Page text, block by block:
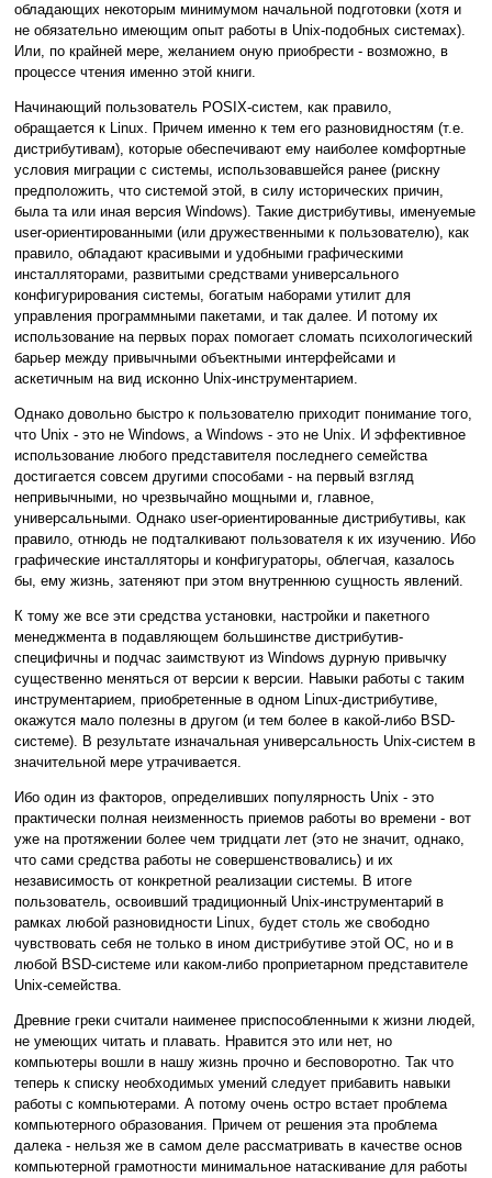
обладающих некоторым минимумом начальной подготовки (хотя и
не обязательно имеющим опыт работы в Unix-подобных системах).
Или, по крайней мере, желанием оную приобрести - возможно, в
процессе чтения именно этой книги.
Начинающий пользователь POSIX-систем, как правило,
обращается к Linux. Причем именно к тем его разновидностям (т.е.
дистрибутивам), которые обеспечивают ему наиболее комфортные
условия миграции с системы, использовавшейся ранее (рискну
предположить, что системой этой, в силу исторических причин,
была та или иная версия Windows). Такие дистрибутивы, именуемые
user-ориентированными (или дружественными к пользователю), как
правило, обладают красивыми и удобными графическими
инсталляторами, развитыми средствами универсального
конфигурирования системы, богатым наборами утилит для
управления программными пакетами, и так далее. И потому их
использование на первых порах помогает сломать психологический
барьер между привычными объектными интерфейсами и
аскетичным на вид исконно Unix-инструментарием.
Однако довольно быстро к пользователю приходит понимание того,
что Unix - это не Windows, а Windows - это не Unix. И эффективное
использование любого представителя последнего семейства
достигается совсем другими способами - на первый взгляд
непривычными, но чрезвычайно мощными и, главное,
универсальными. Однако user-ориентированные дистрибутивы, как
правило, отнюдь не подталкивают пользователя к их изучению. Ибо
графические инсталляторы и конфигураторы, облегчая, казалось
бы, ему жизнь, затеняют при этом внутреннюю сущность явлений.
К тому же все эти средства установки, настройки и пакетного
менеджмента в подавляющем большинстве дистрибутив-
специфичны и подчас заимствуют из Windows дурную привычку
существенно меняться от версии к версии. Навыки работы с таким
инструментарием, приобретенные в одном Linux-дистрибутиве,
окажутся мало полезны в другом (и тем более в какой-либо BSD-
системе). В результате изначальная универсальность Unix-систем в
значительной мере утрачивается.
Ибо один из факторов, определивших популярность Unix - это
практически полная неизменность приемов работы во времени - вот
уже на протяжении более чем тридцати лет (это не значит, однако,
что сами средства работы не совершенствовались) и их
независимость от конкретной реализации системы. В итоге
пользователь, освоивший традиционный Unix-инструментарий в
рамках любой разновидности Linux, будет столь же свободно
чувствовать себя не только в ином дистрибутиве этой ОС, но и в
любой BSD-системе или каком-либо проприетарном представителе
Unix-семейства.
Древние греки считали наименее приспособленными к жизни людей,
не умеющих читать и плавать. Нравится это или нет, но
компьютеры вошли в нашу жизнь прочно и бесповоротно. Так что
теперь к списку необходимых умений следует прибавить навыки
работы с компьютерами. А потому очень остро встает проблема
компьютерного образования. Причем от решения эта проблема
далека - нельзя же в самом деле рассматривать в качестве основ
компьютерной грамотности минимальное натаскивание для работы